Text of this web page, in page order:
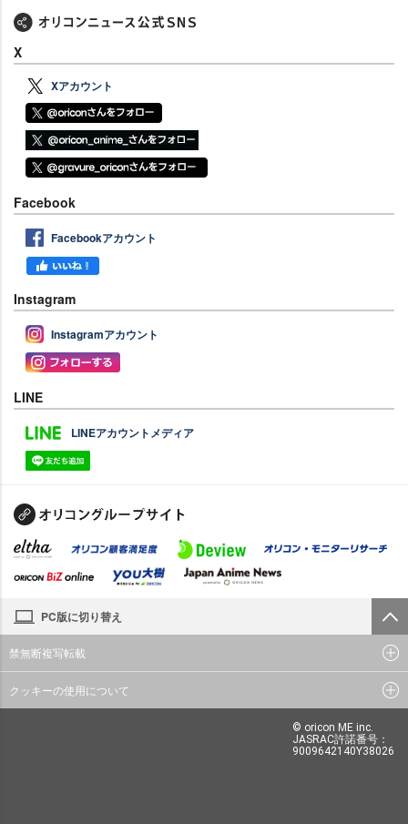
X
Xアカウント
Facebook
Facebookアカウント
Instagram
Instagramアカウント
LINE
LINEアカウントメディア
PC版に切り替え
禁無断複写転載
クッキーの使用について
© oricon ME inc.
JASRAC許諾番号：
9009642140Y38026